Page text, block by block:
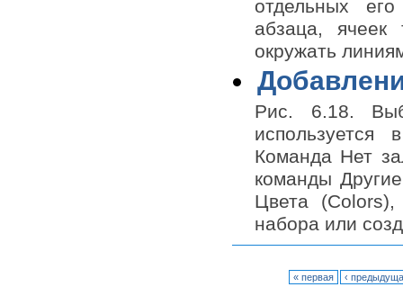
отдельных
абзаца,
окружать
Рис. 6.18.
используется
Команда Нет
команды
Цвета
набора или
« первая ‹